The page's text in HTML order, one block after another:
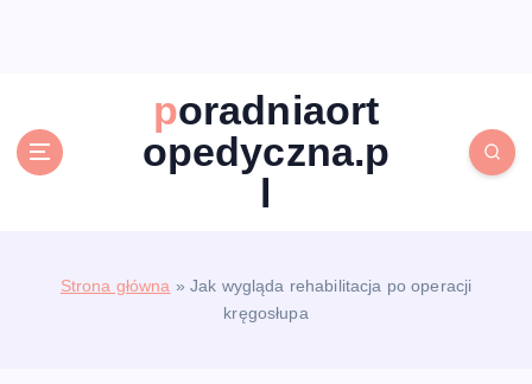
poradniaort
opedyczna.p
l
Strona główna »Jak wygląda rehabilitacja po operacji
kręgosłupa